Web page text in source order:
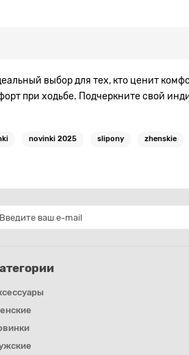
выбор для тех, кто ценит
при ходьбе. Подчеркните свой
novinki 2025 slipony zhenskie